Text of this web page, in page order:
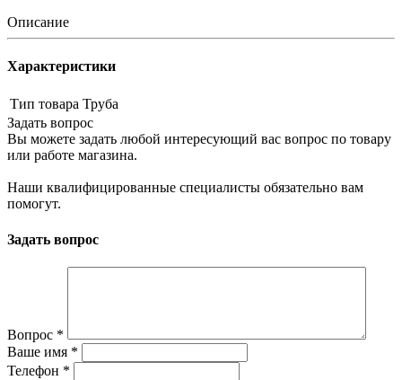
Описание
Характеристики
Тип товара Труба
Задать вопрос
Вы можете задать любой интересующий вас вопрос по товару
или работе магазина.
Наши квалифицированные специалисты обязательно вам
помогут.
Задать вопрос
Вопрос *
Ваше имя *
Телефон *